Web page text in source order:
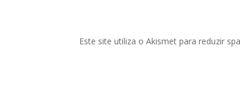
Este site utiliza o Akismet para reduzir